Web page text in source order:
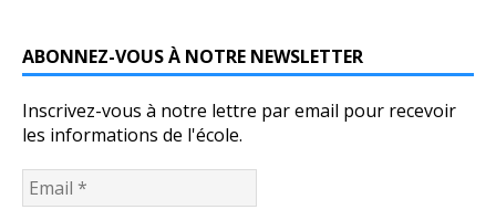
ABONNEZ-VOUS À NOTRE NEWSLETTER
Inscrivez-vous à notre lettre par email pour recevoir
les informations de l'école.